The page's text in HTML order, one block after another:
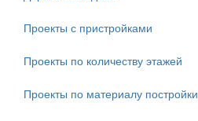
Проекты с пристройками
Проекты по количеству этажей
Проекты по материалу постройки